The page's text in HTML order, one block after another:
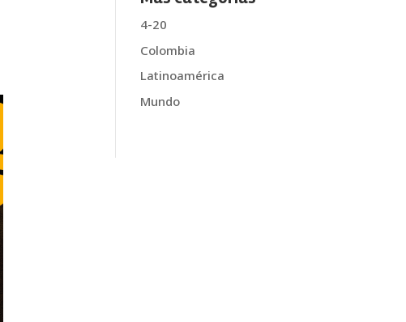
4-20
Colombia
Latinoamérica
Mundo